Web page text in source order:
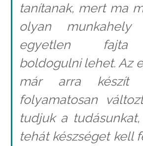
tanítanak, mert ma
olyan
egyetlen fajta
boldogulni lehet. Az
már arra készít
folyamatosan
tudjuk a
tehát készséget kell